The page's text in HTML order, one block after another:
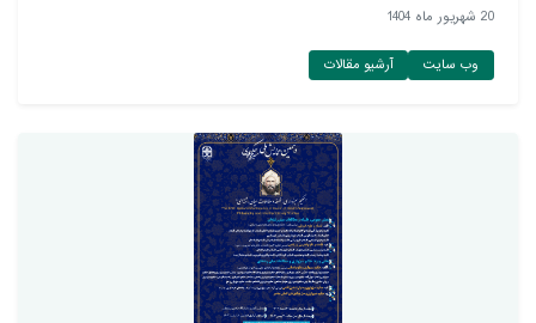
20 شهريور ماه 1404
وب سایت آرشیو مقالات